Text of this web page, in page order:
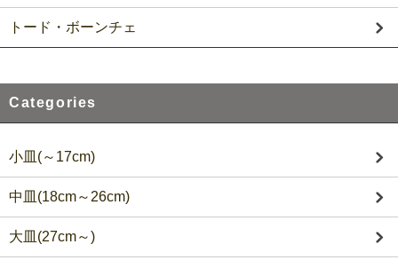
トード・ボーンチェ
Categories
小皿(～17cm)
中皿(18cm～26cm)
大皿(27cm～)